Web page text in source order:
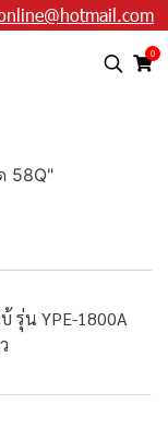
0
58Q"
รุ่น YPE-1800A